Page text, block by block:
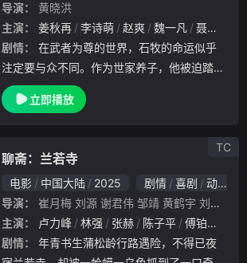
导演：
黄晓洪
主演：
姜秋再 李诗萌 赵爽 魏一凡 聂曦映
剧情：
注定要与众不同。作为世家养子，他被迫踏上
寻找真相和自我救赎的武者之路。从丰城四馆
较技到宗门之争，利益牵扯，强敌环伺，每一
立即播放
聊斋：兰若寺
电影 中国大陆 2025 剧情 喜剧 动画
导演：
崔月梅 刘源 谢君伟 邹靖 黄鹤宇 刘一林
主演：
卢力峰 林强 张赫 陈子平 傅铂涵
剧情：
TC